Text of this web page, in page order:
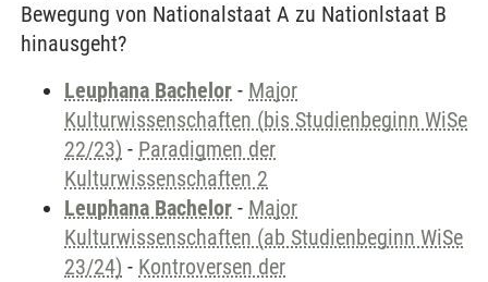
Bewegung von Nationalstaat A zu Nationlstaat B
hinausgeht?
Leuphana Bachelor - Major
Kulturwissenschaften (bis Studienbeginn WiSe
22/23) - Paradigmen der
Kulturwissenschaften 2
Leuphana Bachelor - Major
Kulturwissenschaften (ab Studienbeginn WiSe
23/24) - Kontroversen der